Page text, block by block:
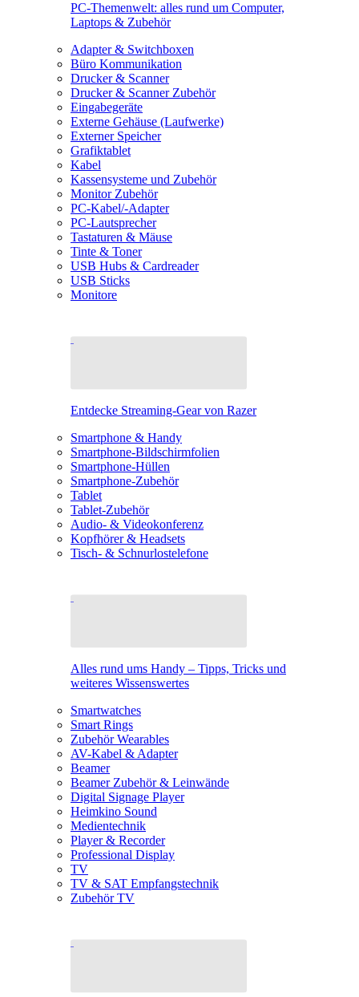
PC-Themenwelt: alles rund um Computer,
Laptops & Zubehör
Adapter & Switchboxen
Büro Kommunikation
Drucker & Scanner
Drucker & Scanner Zubehör
Eingabegeräte
Externe Gehäuse (Laufwerke)
Externer Speicher
Grafiktablet
Kabel
Kassensysteme und Zubehör
Monitor Zubehör
PC-Kabel/-Adapter
PC-Lautsprecher
Tastaturen & Mäuse
Tinte & Toner
USB Hubs & Cardreader
USB Sticks
Monitore
Entdecke Streaming-Gear von Razer
Smartphone & Handy
Smartphone-Bildschirmfolien
Smartphone-Hüllen
Smartphone-Zubehör
Tablet
Tablet-Zubehör
Audio- & Videokonferenz
Kopfhörer & Headsets
Tisch- & Schnurlostelefone
Alles rund ums Handy – Tipps, Tricks und
weiteres Wissenswertes
Smartwatches
Smart Rings
Zubehör Wearables
AV-Kabel & Adapter
Beamer
Beamer Zubehör & Leinwände
Digital Signage Player
Heimkino Sound
Medientechnik
Player & Recorder
Professional Display
TV
TV & SAT Empfangstechnik
Zubehör TV